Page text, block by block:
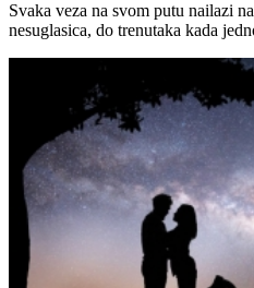
Svaka veza na svom putu nailazi
nesuglasica, do trenutaka kada